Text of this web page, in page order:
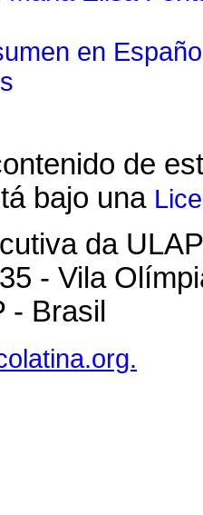
en
de
bajo una
da
- Vila
- Brasil